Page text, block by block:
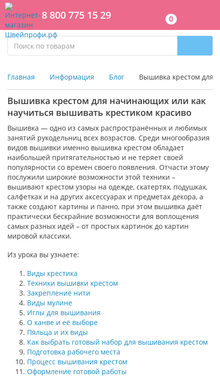
8 800 775 15 29 0
Главная Информация Блог Вышивка крестом для
Вышивка крестом для начинающих или как
научиться вышивать крестиком красиво
Вышивка — одно из самых распространённых и любимых
занятий рукодельниц всех возрастов. Среди многообразия
видов вышивки именно вышивка крестом обладает
наибольшей притягательностью и не теряет своей
популярности со времен своего появления. Отчасти этому
послужили широкие возможности этой техники –
вышивают крестом узоры на одежде, скатертях, подушках,
салфетках и на других аксессуарах и предметах декора, а
также создают картины и панно, при этом вышивка даёт
практически бескрайние возможности для воплощения
самых разных идей – от простых картинок до картин
мировой классики.
Из урока вы узнаете:
Виды крестика
Техники вышивки крестом
Закрепление нити
Виды мулине
Иглы для вышивания
О канве и её выборе
Пяльца и их виды
Как выбрать готовый набор для вышивания крестом
Подготовка рабочего места
Процесс вышивания крестом
Оформление готовой работы